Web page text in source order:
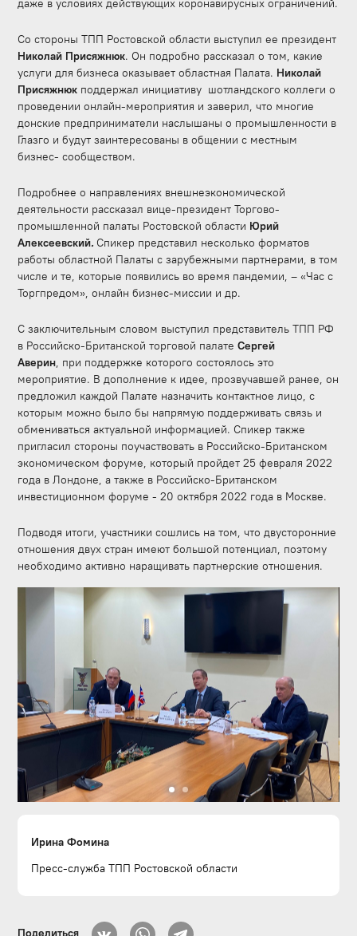
даже в условиях действующих коронавирусных ограничений.
Со стороны ТПП Ростовской области выступил ее президент
Николай Присяжнюк. Он подробно рассказал о том, какие
услуги для бизнеса оказывает областная Палата. Николай
Присяжнюк поддержал инициативу шотландского коллеги о
проведении онлайн-мероприятия и заверил, что многие
донские предприниматели наслышаны о промышленности в
Глазго и будут заинтересованы в общении с местным
бизнес- сообществом.
Подробнее о направлениях внешнеэкономической
деятельности рассказал вице-президент Торгово-
промышленной палаты Ростовской области Юрий
Алексеевский. Спикер представил несколько форматов
работы областной Палаты с зарубежными партнерами, в том
числе и те, которые появились во время пандемии, – «Час с
Торгпредом», онлайн бизнес-миссии и др.
С заключительным словом выступил представитель ТПП РФ
в Российско-Британской торговой палатеСергей
Аверин, при поддержке которого состоялось это
мероприятие. В дополнение к идее, прозвучавшей ранее, он
предложил каждой Палате назначить контактное лицо, с
которым можно было бы напрямую поддерживать связь и
обмениваться актуальной информацией. Спикер также
пригласил стороны поучаствовать в Российско-Британском
экономическом форуме, который пройдет 25 февраля 2022
года в Лондоне, а также в Российско-Британском
инвестиционном форуме - 20 октября 2022 года в Москве.
Подводя итоги, участники сошлись на том, что двусторонние
отношения двух стран имеют большой потенциал, поэтому
необходимо активно наращивать партнерские отношения.
Ирина Фомина
Пресс-служба ТПП Ростовской области
Поделиться